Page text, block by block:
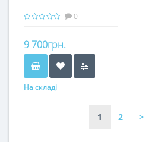
0
9 700грн.
На складі
1 2 >